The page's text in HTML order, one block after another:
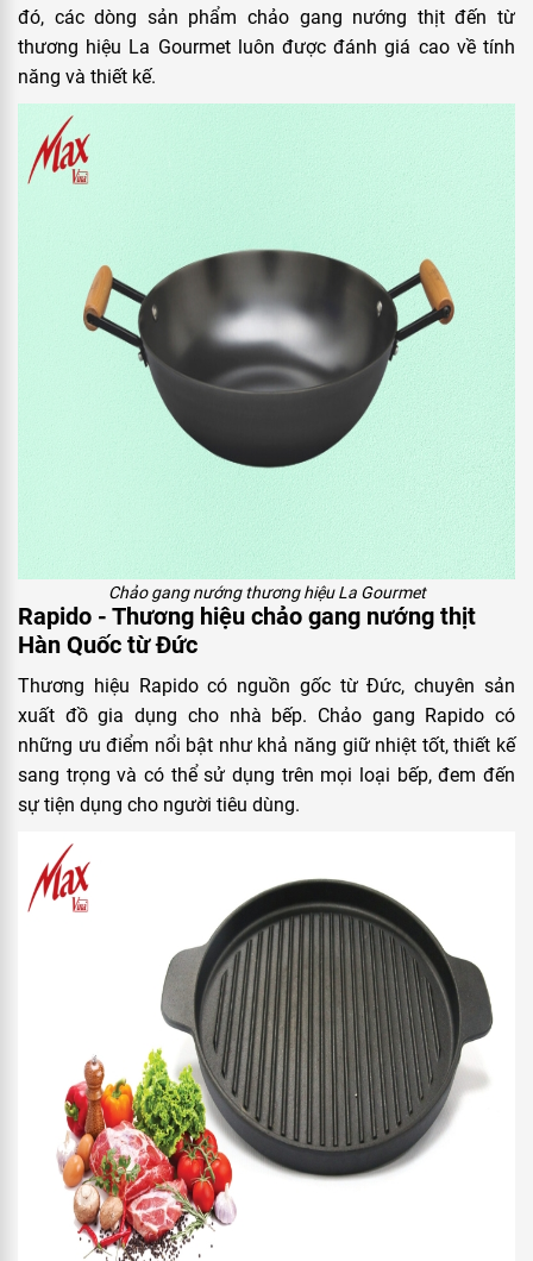
đó, các dòng sản phẩm chảo gang nướng thịt đến từ
thương hiệu La Gourmet luôn được đánh giá cao về tính
năng và thiết kế.
Chảo gang nướng thương hiệu La Gourmet
Rapido - Thương hiệu chảo gang nướng thịt
Hàn Quốc từ Đức
Thương hiệu Rapido có nguồn gốc từ Đức, chuyên sản
xuất đồ gia dụng cho nhà bếp. Chảo gang Rapido có
những ưu điểm nổi bật như khả năng giữ nhiệt tốt, thiết kế
sang trọng và có thể sử dụng trên mọi loại bếp, đem đến
sự tiện dụng cho người tiêu dùng.